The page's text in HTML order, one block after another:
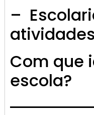
–
Com que
escola?